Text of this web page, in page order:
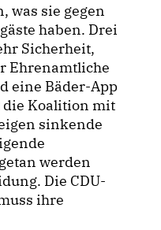
was sie gegen
haben. Drei
Sicherheit,
Ehrenamtliche
eine Bäder-App
die Koalition mit
sinkende
werden
Die CDU-
ihre